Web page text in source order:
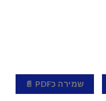
שמירה כPDF 📄